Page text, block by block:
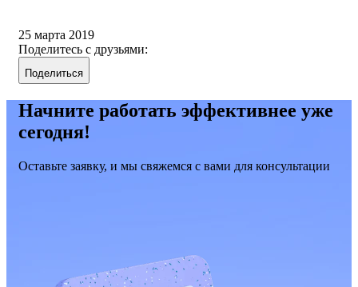
25 марта 2019
Поделитесь с друзьями:
Поделиться
Начните работать эффективнее уже
сегодня!
Оставьте заявку, и мы свяжемся с вами для консультации